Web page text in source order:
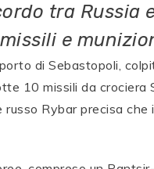
tra Russia
e
di Sebastopoli,
10 missili da
Rybar precisa